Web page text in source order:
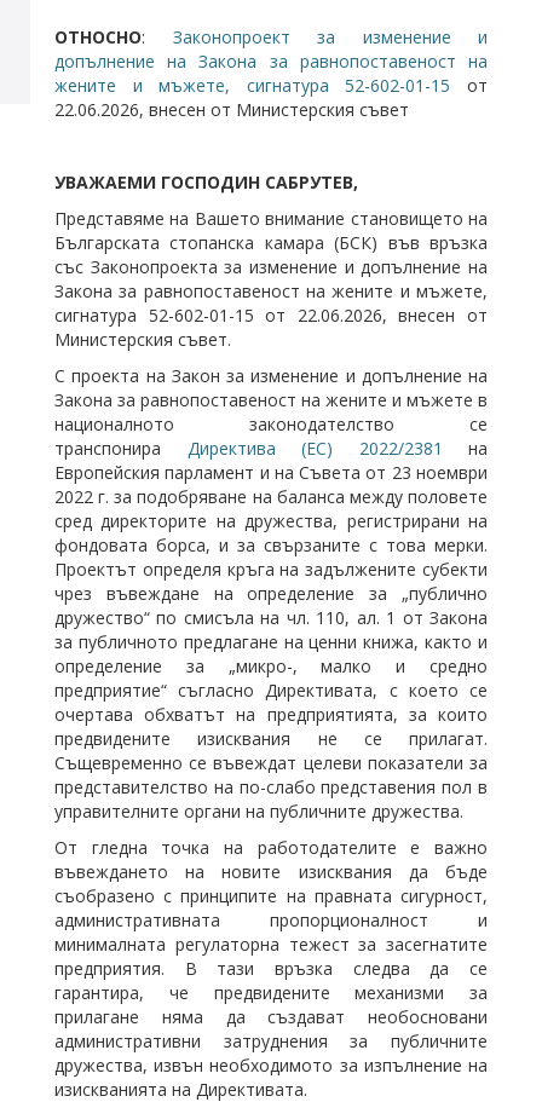
ОТНОСНО: Законопроект за изменение и
допълнение на Закона за равнопоставеност на
жените и мъжете, сигнатура 52-602-01-15 от
22.06.2026, внесен от Министерския съвет
УВАЖАЕМИ ГОСПОДИН САБРУТЕВ,
Представяме на Вашето внимание становището на
Българската стопанска камара (БСК) във връзка
със Законопроекта за изменение и допълнение на
Закона за равнопоставеност на жените и мъжете,
сигнатура 52-602-01-15 от 22.06.2026, внесен от
Министерския съвет.
С проекта на Закон за изменение и допълнение на
Закона за равнопоставеност на жените и мъжете в
националното законодателство се
транспонира Директива (ЕС) 2022/2381
на
Европейския парламент и на Съвета от 23 ноември
2022 г. за подобряване на баланса между половете
сред директорите на дружества, регистрирани на
фондовата борса, и за свързаните с това мерки.
Проектът определя кръга на задължените субекти
чрез въвеждане на определение за „публично
дружество“ по смисъла на чл. 110, ал. 1 от Закона
за публичното предлагане на ценни книжа, както и
определение за „микро-, малко и средно
предприятие“ съгласно Директивата, с което се
очертава обхватът на предприятията, за които
предвидените изисквания не се прилагат.
Същевременно се въвеждат целеви показатели за
представителство на по-слабо представения пол в
управителните органи на публичните дружества.
От гледна точка на работодателите е важно
въвеждането на новите изисквания да бъде
съобразено с принципите на правната сигурност,
административната пропорционалност и
минималната регулаторна тежест за засегнатите
предприятия. В тази връзка следва да се
гарантира, че предвидените механизми за
прилагане няма да създават необосновани
административни затруднения за публичните
дружества, извън необходимото за изпълнение на
изискванията на Директивата.